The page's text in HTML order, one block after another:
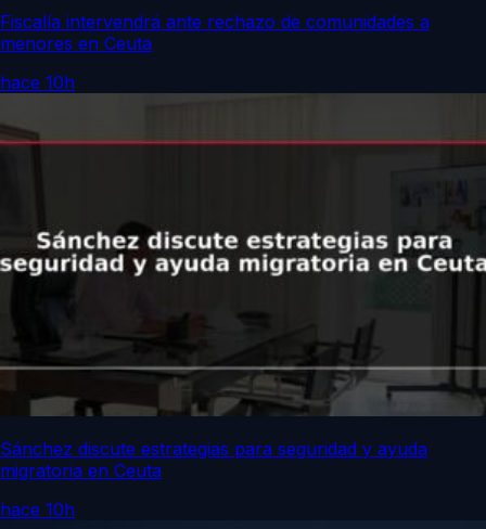
Fiscalía intervendrá ante rechazo de comunidades a
menores en Ceuta
hace 10h
Sánchez discute estrategias para seguridad y ayuda
migratoria en Ceuta
hace 10h